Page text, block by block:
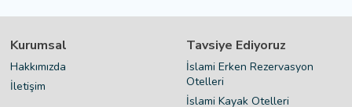
Kurumsal
Hakkımızda
İletişim
Tavsiye Ediyoruz
İslami Erken Rezervasyon
Otelleri
İslami Kayak Otelleri